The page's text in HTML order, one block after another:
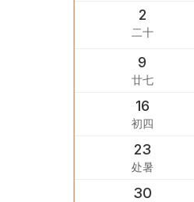
2
二十
9
廿七
16
初四
23
处暑
30